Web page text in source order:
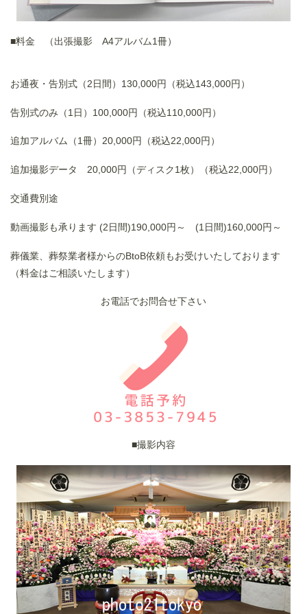
■料金 （出張撮影 A4アルバム1冊）
お通夜・告別式（2日間）130,000円（税込143,000円）
告別式のみ（1日）100,000円（税込110,000円）
追加アルバム（1冊）20,000円（税込22,000円）
追加撮影データ 20,000円（ディスク1枚）（税込22,000円）
交通費別途
動画撮影も承ります (2日間)190,000円～ (1日間)160,000円～
葬儀業、葬祭業者様からのBtoB依頼もお受けいたしております
（料金はご相談いたします）
お電話でお問合せ下さい
■撮影内容